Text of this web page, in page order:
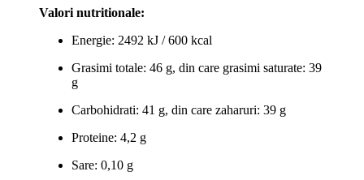
Valori nutritionale:
Energie: 2492 kJ / 600 kcal
Grasimi totale: 46 g, din care grasimi saturate: 39
g
Carbohidrati: 41 g, din care zaharuri: 39 g
Proteine: 4,2 g
Sare: 0,10 g